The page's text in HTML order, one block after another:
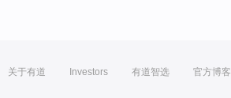
关于有道 Investors 有道智选 官方博客